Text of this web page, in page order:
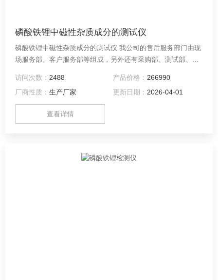
磷酸铁锂中磁性杂质成分的测试仪
磷酸铁锂中磁性杂质成分的测试仪 我公司的售后服务部门由现
场服务部、客户服务部等组成，另外还有采购部、测试部、质
技术支持、客户服务、维修测试等各种技能和专业的高级人
才，充分保证客户服务所需的人力资源。公司的全体员工时刻
关注着您的需求，随时为您服务，时刻关注着系统的运行状
况，为您的系统保驾护航。
访问次数： 2488 产品价格： 266990
厂商性质：生产厂家 更新日期： 2026-04-01
查看详情